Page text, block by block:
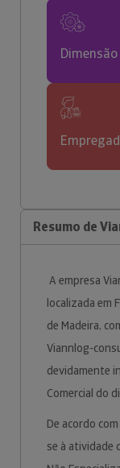
Resumo de
A empresa
localizada em
de Madeira,
Viannlog-
devidamente
Comercial do
De acordo
se à atividade